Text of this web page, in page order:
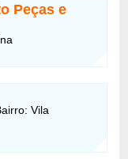
Peças e
Vila